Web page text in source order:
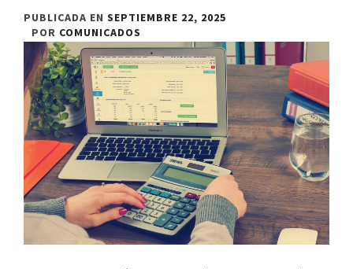
PUBLICADA EN SEPTIEMBRE 22, 2025
POR COMUNICADOS